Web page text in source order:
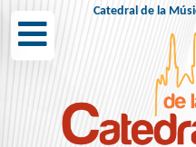
Catedral de la
Candela 90.1 FM y 570